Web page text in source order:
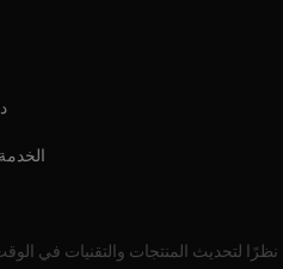
الخدمة